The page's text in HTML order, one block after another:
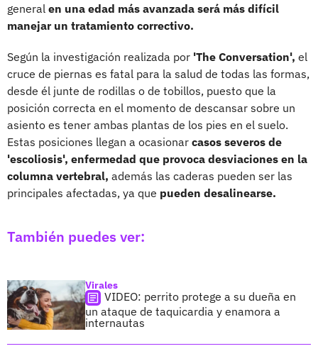
general en una edad más avanzada será más difícil
manejar un tratamiento correctivo.
Según la investigación realizada por 'The Conversation', el
cruce de piernas es fatal para la salud de todas las formas,
desde él junte de rodillas o de tobillos, puesto que la
posición correcta en el momento de descansar sobre un
asiento es tener ambas plantas de los pies en el suelo.
Estas posiciones llegan a ocasionar casos severos de
'escoliosis', enfermedad que provoca desviaciones en la
columna vertebral, además las caderas pueden ser las
principales afectadas, ya que pueden desalinearse.
También puedes ver:
Virales
VIDEO: perrito protege a su dueña en
un ataque de taquicardia y enamora a
internautas